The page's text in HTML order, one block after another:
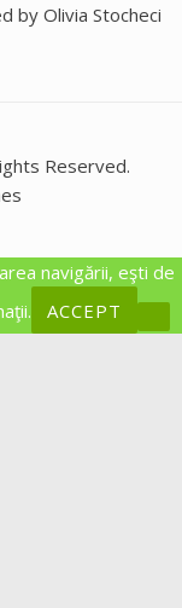
by Olivia Stocheci
Reserved.
navigării, eşti de
ACCEPT